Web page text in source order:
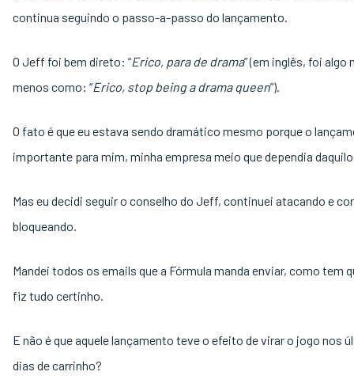
continua seguindo o passo-a-passo do lançamento.
O Jeff foi bem direto: “Erico, para de drama” (em inglês, foi algo
menos como: “Erico, stop being a drama queen”).
O fato é que eu estava sendo dramático mesmo porque o
importante para mim, minha empresa meio que dependia
Mas eu decidi seguir o conselho do Jeff, continuei atacando e
bloqueando.
Mandei todos os emails que a Fórmula manda enviar, como tem
fiz tudo certinho.
E não é que aquele lançamento teve o efeito de virar o jogo nos
dias de carrinho?